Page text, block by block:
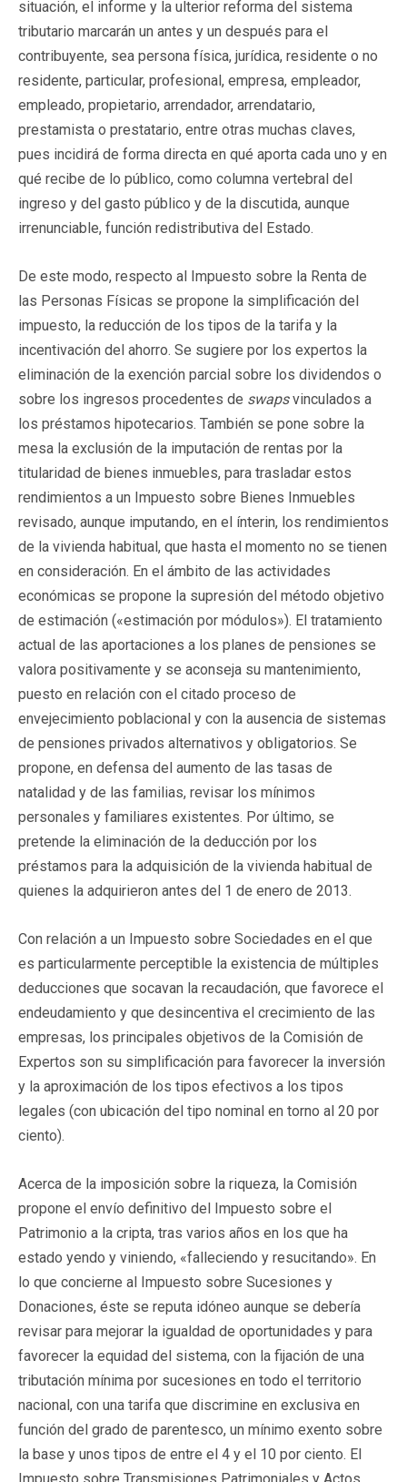
situación, el informe y la ulterior reforma del sistema
tributario marcarán un antes y un después para el
contribuyente, sea persona física, jurídica, residente o no
residente, particular, profesional, empresa, empleador,
empleado, propietario, arrendador, arrendatario,
prestamista o prestatario, entre otras muchas claves,
pues incidirá de forma directa en qué aporta cada uno y en
qué recibe de lo público, como columna vertebral del
ingreso y del gasto público y de la discutida, aunque
irrenunciable, función redistributiva del Estado.
De este modo, respecto al Impuesto sobre la Renta de
las Personas Físicas se propone la simplificación del
impuesto, la reducción de los tipos de la tarifa y la
incentivación del ahorro. Se sugiere por los expertos la
eliminación de la exención parcial sobre los dividendos o
sobre los ingresos procedentes de swapsvinculados a
los préstamos hipotecarios. También se pone sobre la
mesa la exclusión de la imputación de rentas por la
titularidad de bienes inmuebles, para trasladar estos
rendimientos a un Impuesto sobre Bienes Inmuebles
revisado, aunque imputando, en el ínterin, los rendimientos
de la vivienda habitual, que hasta el momento no se tienen
en consideración. En el ámbito de las actividades
económicas se propone la supresión del método objetivo
de estimación («estimación por módulos»). El tratamiento
actual de las aportaciones a los planes de pensiones se
valora positivamente y se aconseja su mantenimiento,
puesto en relación con el citado proceso de
envejecimiento poblacional y con la ausencia de sistemas
de pensiones privados alternativos y obligatorios. Se
propone, en defensa del aumento de las tasas de
natalidad y de las familias, revisar los mínimos
personales y familiares existentes. Por último, se
pretende la eliminación de la deducción por los
préstamos para la adquisición de la vivienda habitual de
quienes la adquirieron antes del 1 de enero de 2013.
Con relación a un Impuesto sobre Sociedades en el que
es particularmente perceptible la existencia de múltiples
deducciones que socavan la recaudación, que favorece el
endeudamiento y que desincentiva el crecimiento de las
empresas, los principales objetivos de la Comisión de
Expertos son su simplificación para favorecer la inversión
y la aproximación de los tipos efectivos a los tipos
legales (con ubicación del tipo nominal en torno al 20 por
ciento).
Acerca de la imposición sobre la riqueza, la Comisión
propone el envío definitivo del Impuesto sobre el
Patrimonio a la cripta, tras varios años en los que ha
estado yendo y viniendo, «falleciendo y resucitando». En
lo que concierne al Impuesto sobre Sucesiones y
Donaciones, éste se reputa idóneo aunque se debería
revisar para mejorar la igualdad de oportunidades y para
favorecer la equidad del sistema, con la fijación de una
tributación mínima por sucesiones en todo el territorio
nacional, con una tarifa que discrimine en exclusiva en
función del grado de parentesco, un mínimo exento sobre
la base y unos tipos de entre el 4 y el 10 por ciento. El